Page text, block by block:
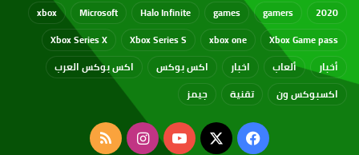
2020
gamers
games
Halo Infinite
Microsoft
xbox
Xbox Game pass
xbox one
Xbox Series S
Xbox Series X
أخبار
ألعاب اخبار اكس بوكس
اكس بوكس العرب
اكسبوكس ون
تقنية جيمز
فيسبوك
‫X
‫YouTubeانستقرامملخص